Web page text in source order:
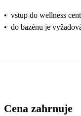
• vstup do wellness
• do bazénu je
Cena zahrnuje